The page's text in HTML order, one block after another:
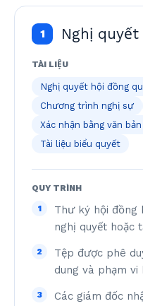
1 Nghị
TÀI LIỆU
Nghị quyết hội đồng
Chương trình nghị sự
Xác nhận bằng văn
Tài liệu biểu quyết
QUY TRÌNH
1
Thư ký hội đồng
nghị quyết hoặc
2
Tệp được phê
dung và phạm vi
3
Các giám đốc